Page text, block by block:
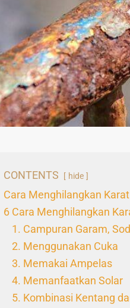
CONTENTS hide
Cara Menghilangkan
6 Cara Menghilangkan
1. Campuran Garam,
2. Menggunakan Cuka
3. Memakai Ampelas
4. Memanfaatkan Solar
5. Kombinasi Kentang